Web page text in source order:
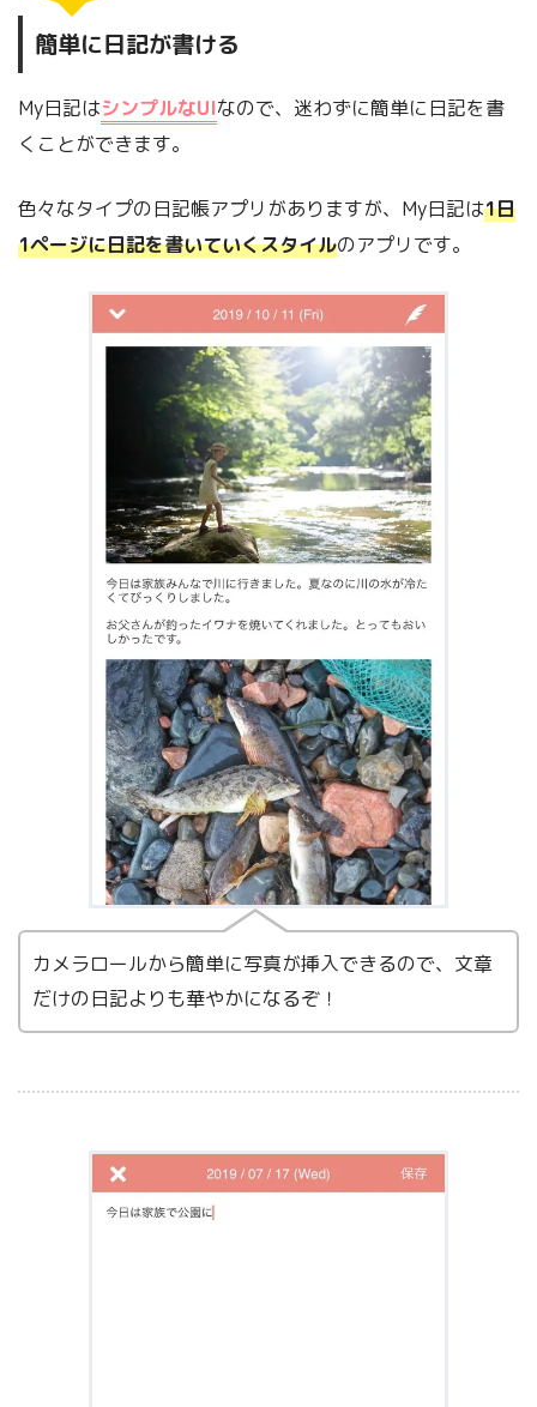
簡単に日記が書ける
My日記はシンプルなUIなので、迷わずに簡単に日記を書
くことができます。
色々なタイプの日記帳アプリがありますが、My日記は1日
1ページに日記を書いていくスタイルのアプリです。
カメラロールから簡単に写真が挿入できるので、文章
だけの日記よりも華やかになるぞ！